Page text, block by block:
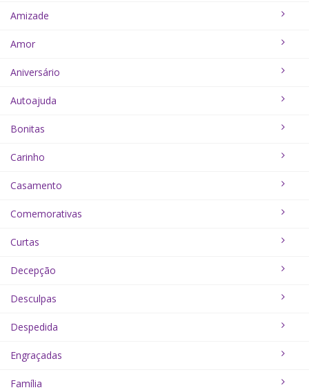
Amizade
Amor
Aniversário
Autoajuda
Bonitas
Carinho
Casamento
Comemorativas
Curtas
Decepção
Desculpas
Despedida
Engraçadas
Família